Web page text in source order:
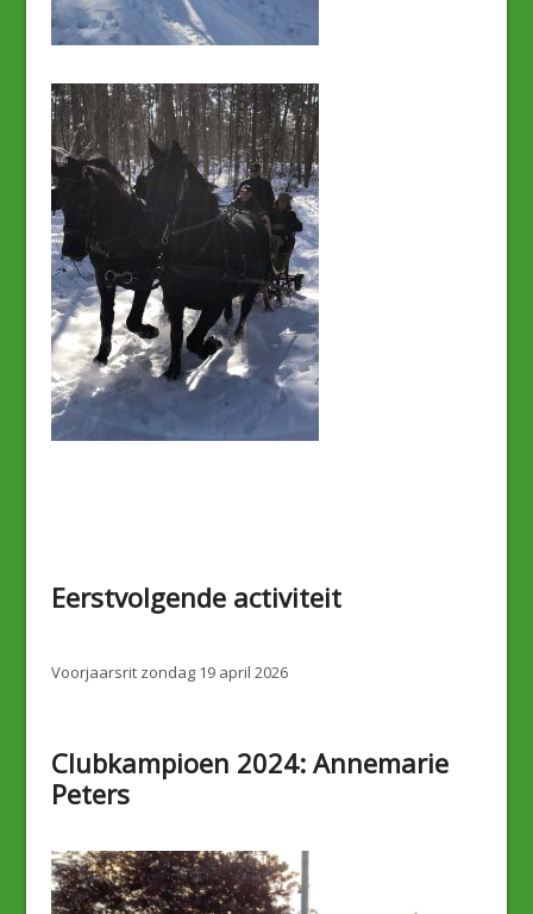
Eerstvolgende activiteit
Voorjaarsrit zondag 19 april 2026
Clubkampioen 2024: Annemarie
Peters